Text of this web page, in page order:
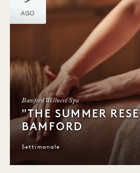
AGO
Bamford Wellness Spa
"THE SUMMER
BAMFORD
Settimanale